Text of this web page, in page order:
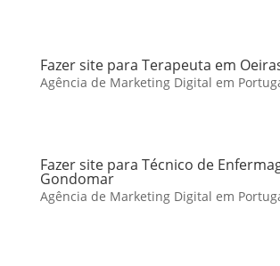
Fazer site para Terapeuta em
Agência de Marketing Digital em
Fazer site para Técnico de
Gondomar
Agência de Marketing Digital em